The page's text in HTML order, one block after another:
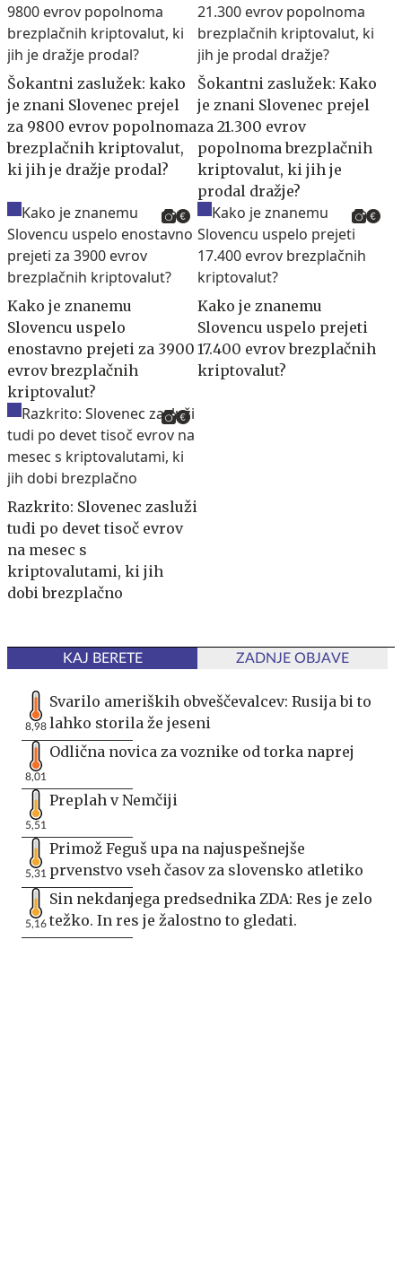
Šokantni zaslužek: kako
je znani Slovenec prejel
za 9800 evrov popolnoma
brezplačnih kriptovalut,
ki jih je dražje prodal?
Šokantni zaslužek: Kako
je znani Slovenec prejel
za 21.300 evrov
popolnoma brezplačnih
kriptovalut, ki jih je
prodal dražje?
Kako je znanemu
Slovencu uspelo
enostavno prejeti za 3900
evrov brezplačnih
kriptovalut?
Kako je znanemu
Slovencu uspelo prejeti
17.400 evrov brezplačnih
kriptovalut?
Razkrito: Slovenec zasluži
tudi po devet tisoč evrov
na mesec s
kriptovalutami, ki jih
dobi brezplačno
KAJ BERETE ZADNJE OBJAVE
8,98
Svarilo ameriških obveščevalcev: Rusija bi to
lahko storila že jeseni
8,01
Odlična novica za voznike od torka naprej
5,51
Preplah v Nemčiji
5,31
Primož Feguš upa na najuspešnejše
prvenstvo vseh časov za slovensko atletiko
5,16
Sin nekdanjega predsednika ZDA: Res je zelo
težko. In res je žalostno to gledati.